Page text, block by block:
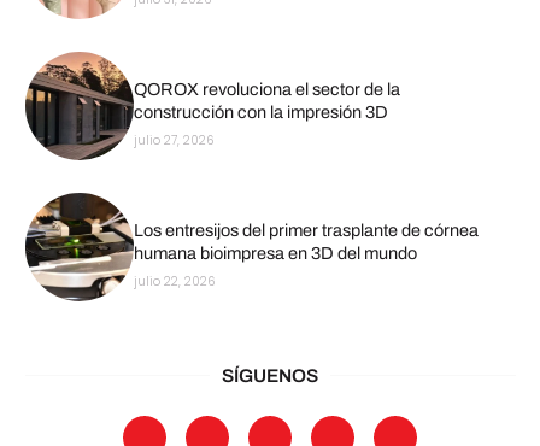
QOROX revoluciona el sector de la
construcción con la impresión 3D
julio 27, 2026
Los entresijos del primer trasplante de córnea
humana bioimpresa en 3D del mundo
julio 22, 2026
SÍGUENOS